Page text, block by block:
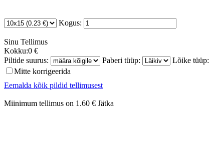
Kogus:
Sinu Tellimus
Kokku:0 €
Piltide suurus:
Paberi tüüp: Lõike tüüp:
Mitte korrigeerida
Eemalda kõik pildid tellimusest
Miinimum tellimus on 1.60 € Jätka